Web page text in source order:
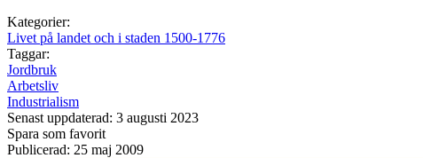
Kategorier:
Livet på landet och i staden 1500-1776
Taggar:
Jordbruk
Arbetsliv
Industrialism
Senast uppdaterad: 3 augusti 2023
Spara som favorit
Publicerad: 25 maj 2009